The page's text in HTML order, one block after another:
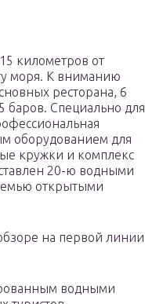
километров от
моря. К вниманию
ресторана, 6
баров. Специально для
оборудованием для
кружки и комплекс
20-ю водными
открытыми
на первой линии
водными